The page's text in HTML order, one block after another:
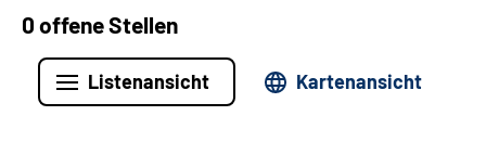
0 offene Stellen
Listenansicht Kartenansicht